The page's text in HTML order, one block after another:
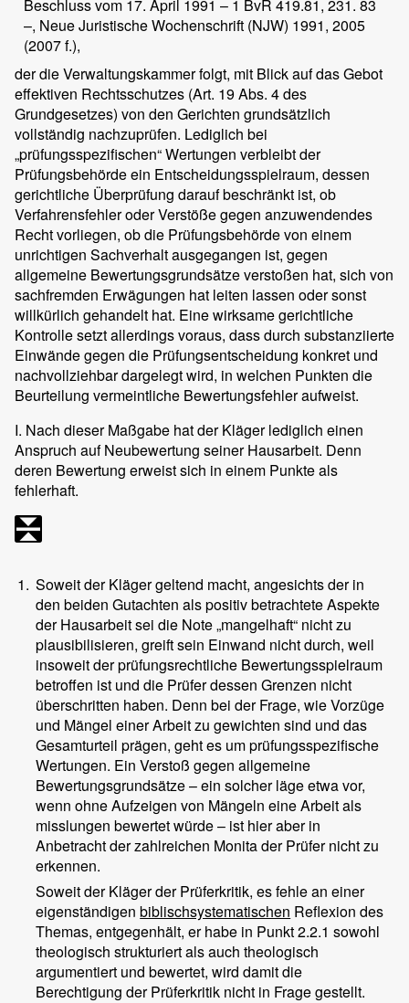
Beschluss vom 17. April 1991 – 1 BvR 419.81, 231. 83
–, Neue Juristische Wochenschrift (NJW) 1991, 2005
(2007 f.),
der die Verwaltungskammer folgt, mit Blick auf das Gebot
effektiven Rechtsschutzes (Art. 19 Abs. 4 des
Grundgesetzes) von den Gerichten grundsätzlich
vollständig nachzuprüfen. Lediglich bei
„prüfungsspezifischen“ Wertungen verbleibt der
Prüfungsbehörde ein Entscheidungsspielraum, dessen
gerichtliche Überprüfung darauf beschränkt ist, ob
Verfahrensfehler oder Verstöße gegen anzuwendendes
Recht vorliegen, ob die Prüfungsbehörde von einem
unrichtigen Sachverhalt ausgegangen ist, gegen
allgemeine Bewertungsgrundsätze verstoßen hat, sich von
sachfremden Erwägungen hat leiten lassen oder sonst
willkürlich gehandelt hat. Eine wirksame gerichtliche
Kontrolle setzt allerdings voraus, dass durch substanziierte
Einwände gegen die Prüfungsentscheidung konkret und
nachvollziehbar dargelegt wird, in welchen Punkten die
Beurteilung vermeintliche Bewertungsfehler aufweist.
I. Nach dieser Maßgabe hat der Kläger lediglich einen
Anspruch auf Neubewertung seiner Hausarbeit. Denn
deren Bewertung erweist sich in einem Punkte als
fehlerhaft.
1. Soweit der Kläger geltend macht, angesichts der in
den beiden Gutachten als positiv betrachtete Aspekte
der Hausarbeit sei die Note „mangelhaft“ nicht zu
plausibilisieren, greift sein Einwand nicht durch, weil
insoweit der prüfungsrechtliche Bewertungsspielraum
betroffen ist und die Prüfer dessen Grenzen nicht
überschritten haben. Denn bei der Frage, wie Vorzüge
und Mängel einer Arbeit zu gewichten sind und das
Gesamturteil prägen, geht es um prüfungsspezifische
Wertungen. Ein Verstoß gegen allgemeine
Bewertungsgrundsätze – ein solcher läge etwa vor,
wenn ohne Aufzeigen von Mängeln eine Arbeit als
misslungen bewertet würde – ist hier aber in
Anbetracht der zahlreichen Monita der Prüfer nicht zu
erkennen.
Soweit der Kläger der Prüferkritik, es fehle an einer
eigenständigenbiblischsystematischen Reflexion des
Themas, entgegenhält, er habe in Punkt 2.2.1 sowohl
theologisch strukturiert als auch theologisch
argumentiert und bewertet, wird damit die
Berechtigung der Prüferkritik nicht in Frage gestellt.